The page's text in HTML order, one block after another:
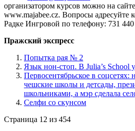
организатором курсов можно на
www.majabee.cz. Вопросы адресуйте
Радке Ингровой по телефону: 731 440
Пражский экспресс
Попытка рая № 2
Язык нон-стоп. В Julia’s School
Первосентябрьское в соцсетях:
чешские школы и детсады,
школьниками, а мэр сделала
Селфи со скунсом
Страница 12 из 454